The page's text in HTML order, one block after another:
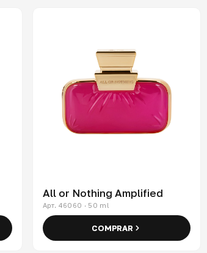
All or Nothing Amplified
Арт. 46060 · 50 ml
COMPRAR